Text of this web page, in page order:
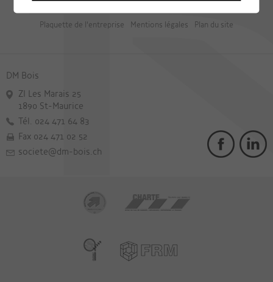
Plaquette de l'entreprise Mentions légales Plan du site
DM Bois
ZI Les Marais 25
1890 St-Maurice
Tél. 024 471 64 83
Fax 024 471 02 52
societe@dm-bois.ch